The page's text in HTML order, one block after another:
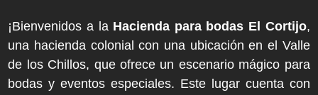
¡Bienvenidos a la Hacienda para bodas El Cortijo,
una hacienda colonial con una ubicación en el Valle
de los Chillos, que ofrece un escenario mágico para
bodas y eventos especiales. Este lugar cuenta con